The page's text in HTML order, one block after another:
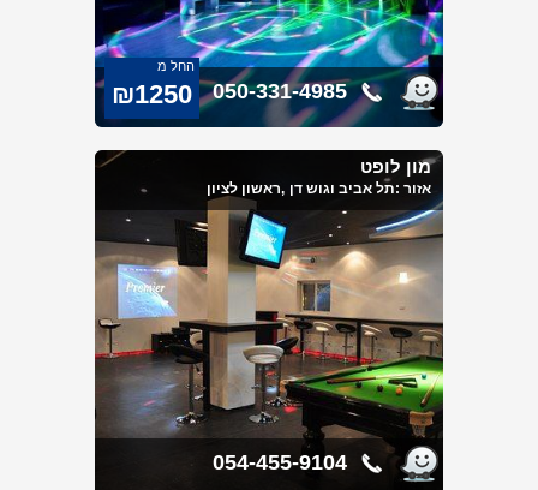
החל מ
₪1250 050-331-4985
054-455-9104
מון לופט
אזור :תל אביב וגוש דן ,ראשון לציון